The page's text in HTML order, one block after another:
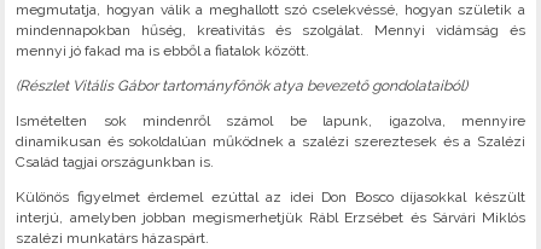
megmutatja, hogyan válik a meghallott szó cselekvéssé, hogyan születik a
mindennapokban hűség, kreativitás és szolgálat. Mennyi vidámság és
mennyi jó fakad ma is ebből a fiatalok között.
(Részlet Vitális Gábor tartományfőnök atya bevezető gondolataiból)
Ismételten sok mindenről számol be lapunk, igazolva, mennyire
dinamikusan és sokoldalúan működnek a szalézi szereztesek és a Szalézi
Család tagjai országunkban is.
Különös figyelmet érdemel ezúttal az idei Don Bosco díjasokkal készült
interjú, amelyben jobban megismerhetjük Rábl Erzsébet és Sárvári Miklós
szalézi munkatárs házaspárt.